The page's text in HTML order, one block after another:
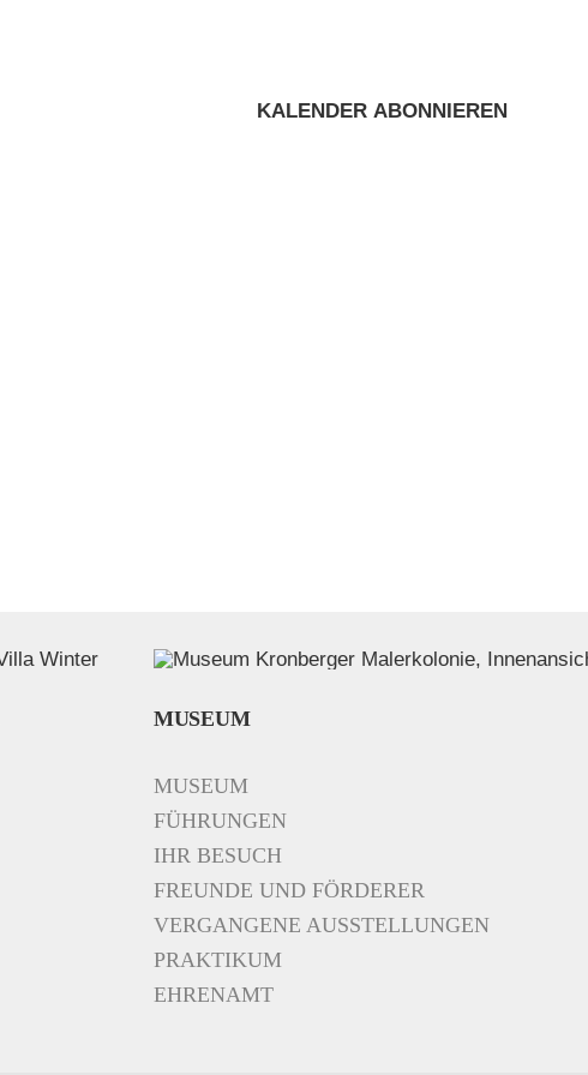
KALENDER ABONNIEREN
MUSEUM
MUSEUM
FÜHRUNGEN
IHR BESUCH
FREUNDE UND FÖRDERER
VERGANGENE AUSSTELLUNGEN
PRAKTIKUM
EHRENAMT